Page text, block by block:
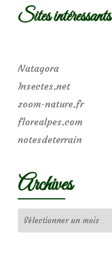
Sites intéressants
Natagora
Insectes.net
zoom-nature.fr
florealpes.com
notesdeterrain
Archives